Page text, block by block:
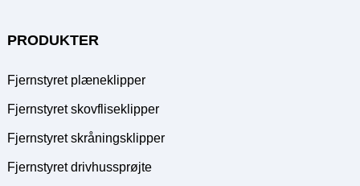
PRODUKTER
Fjernstyret plæneklipper
Fjernstyret skovfliseklipper
Fjernstyret skråningsklipper
Fjernstyret drivhussprøjte